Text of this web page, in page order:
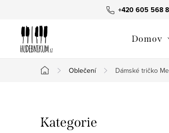
+420 605 568
Domov
Domů
Oblečení Dámské tričko
o
Přeskočit
Kategorie